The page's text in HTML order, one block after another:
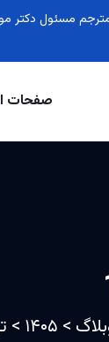
کد 1386 قوه قضائیه: مترجم مسئول
صفحات
> ۱۴۰۵ >